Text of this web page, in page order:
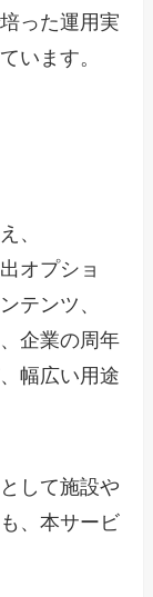
った運用実
います。
、
オプショ
テンツ、
企業の周年
幅広い用途
して施設や
、本サービ